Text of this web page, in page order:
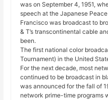
was on September 4, 1951,
speech at the Japanese
Francisco was broadcast to
& T’s transcontinental cable
been.
The first national color
Tournament) in the United
For the next decade, most
continued to be broadcast in
was announced for the fall of
network prime-time programs